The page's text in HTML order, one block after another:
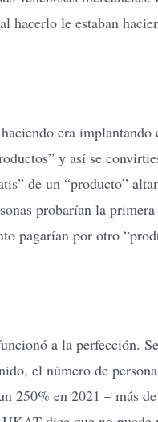
hacerlo le estaban
era
y así se
de un “producto”
probarían la
pagarían por otro
a la perfección.
el número de
250% en 2021 – más